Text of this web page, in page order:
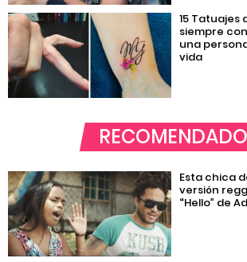
15 Tatuajes
siempre
una
vida
Esta chica
versión
“Hello” de